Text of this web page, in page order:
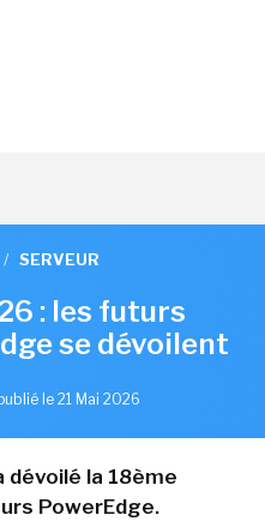
/ SERVEUR
: les futurs
se dévoilent
le 21 Mai 2026
la 18ème
PowerEdge.